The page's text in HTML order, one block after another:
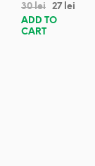
30lei 27 lei
ADD TO
CART